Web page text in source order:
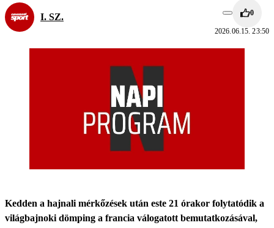
I. SZ. 0
2026.06.15. 23:50
Kedden a hajnali mérkőzések után este 21 órakor folytatódik a
világbajnoki dömping a francia válogatott bemutatkozásával,